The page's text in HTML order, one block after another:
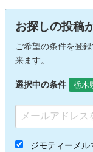
お探しの投稿
ご希望の条件を登
来ます。
選択中の条件 栃木
ジモティーメル